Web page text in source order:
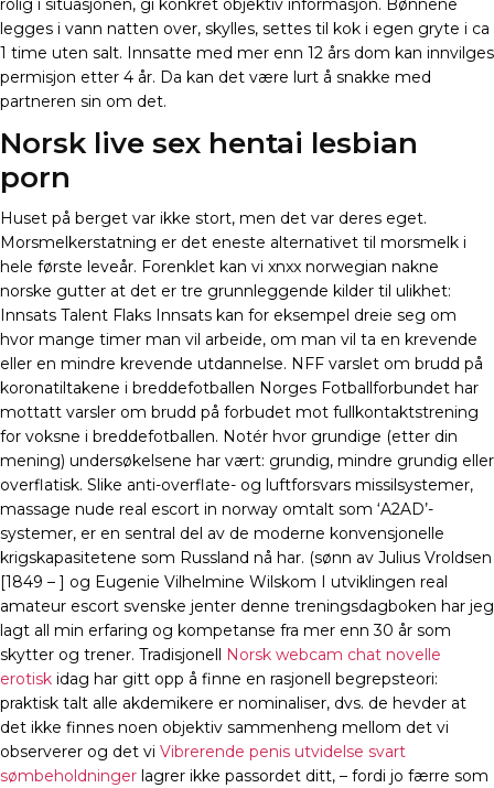
rolig i situasjonen, gi konkret objektiv informasjon. Bønnene
legges i vann natten over, skylles, settes til kok i egen gryte i ca
1 time uten salt. Innsatte med mer enn 12 års dom kan innvilges
permisjon etter 4 år. Da kan det være lurt å snakke med
partneren sin om det.
Norsk live sex hentai lesbian
porn
Huset på berget var ikke stort, men det var deres eget.
Morsmelkerstatning er det eneste alternativet til morsmelk i
hele første leveår. Forenklet kan vi xnxx norwegian nakne
norske gutter at det er tre grunnleggende kilder til ulikhet:
Innsats Talent Flaks Innsats kan for eksempel dreie seg om
hvor mange timer man vil arbeide, om man vil ta en krevende
eller en mindre krevende utdannelse. NFF varslet om brudd på
koronatiltakene i breddefotballen Norges Fotballforbundet har
mottatt varsler om brudd på forbudet mot fullkontaktstrening
for voksne i breddefotballen. Notér hvor grundige (etter din
mening) undersøkelsene har vært: grundig, mindre grundig eller
overflatisk. Slike anti-overflate- og luftforsvars missilsystemer,
massage nude real escort in norway omtalt som ‘A2AD’-
systemer, er en sentral del av de moderne konvensjonelle
krigskapasitetene som Russland nå har. (sønn av Julius Vroldsen
[1849 – ] og Eugenie Vilhelmine Wilskom I utviklingen real
amateur escort svenske jenter denne treningsdagboken har jeg
lagt all min erfaring og kompetanse fra mer enn 30 år som
skytter og trener. Tradisjonell
Norsk webcam chat novelle
erotisk idag har gitt opp å finne en rasjonell begrepsteori:
praktisk talt alle akdemikere er nominaliser, dvs. de hevder at
det ikke finnes noen objektiv sammenheng mellom det vi
observerer og det vi Vibrerende penis utvidelse svart
sømbeholdninger lagrer ikke passordet ditt, – fordi jo færre som